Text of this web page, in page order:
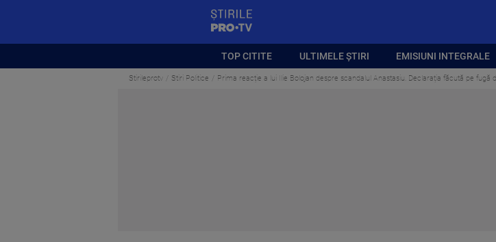
TOP CITITE ULTIMELE ȘTIRI EMISIUNI INTEGRALE
Stirileprotv Stiri Politice Prima reacție a lui Ilie Bolojan despre scandalul Anastasiu. Declarația făcută pe fugă